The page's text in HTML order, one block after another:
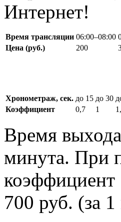
Интернет!
Время трансляции 06:00–08:00
Цена (руб.)
200
Хронометраж, сек. до 15 до 30
Коэффициент
0,7 1
Время
минута. При
700 руб. (за